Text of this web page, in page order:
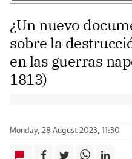
¿Un nuevo
sobre la
en las guerras
1813)
Monday, 28 August 2023, 11:30